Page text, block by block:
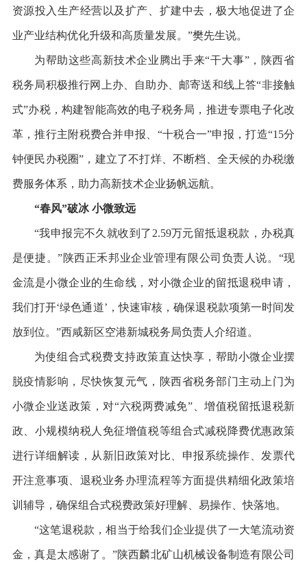
资源投入生产经营以及扩产、扩建中去，极大地促进了企
业产业结构优化升级和高质量发展。”樊先生说。
为帮助这些高新技术企业腾出手来“干大事”，陕西省
税务局积极推行网上办、自助办、邮寄送和线上答“非接触
式”办税，构建智能高效的电子税务局，推进专票电子化改
革，推行主附税费合并申报、“十税合一”申报，打造“15分
钟便民办税圈”，建立了不打烊、不断档、全天候的办税缴
费服务体系，助力高新技术企业扬帆远航。
“春风”破冰 小微致远
“我申报完不久就收到了2.59万元留抵退税款，办税真
是便捷。”陕西正禾邦业企业管理有限公司负责人说。“现
金流是小微企业的生命线，对小微企业的留抵退税申请，
我们打开‘绿色通道’，快速审核，确保退税款项第一时间发
放到位。”西咸新区空港新城税务局负责人介绍道。
为使组合式税费支持政策直达快享，帮助小微企业摆
脱疫情影响，尽快恢复元气，陕西省税务部门主动上门为
小微企业送政策，对“六税两费减免”、增值税留抵退税新
政、小规模纳税人免征增值税等组合式减税降费优惠政策
进行详细解读，从新旧政策对比、申报系统操作、发票代
开注意事项、退税业务办理流程等方面提供精细化政策培
训辅导，确保组合式税费政策好理解、易操作、快落地。
“这笔退税款，相当于给我们企业提供了一大笔流动资
金，真是太感谢了。”陕西麟北矿山机械设备制造有限公司